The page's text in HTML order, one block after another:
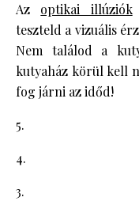
Az optikai illúziók
teszteld a vizuális
Nem találod a
kutyaház körül kell
fog járni az időd!
5.
4.
3.